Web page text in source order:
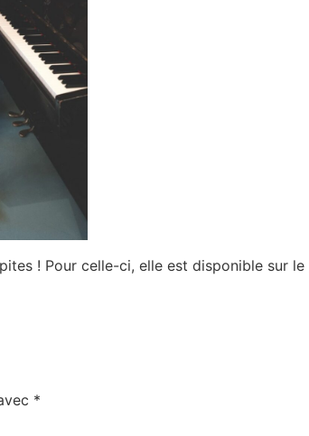
! Pour celle-ci, elle est disponible sur le
*